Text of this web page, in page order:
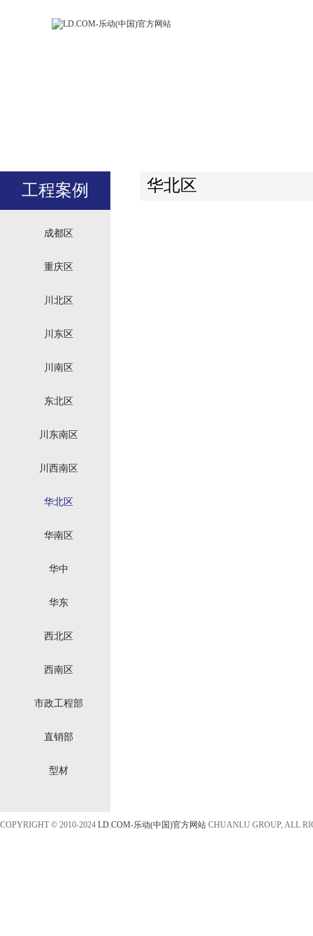
工程案例
成都区
重庆区
川北区
川东区
川南区
东北区
川东南区
川西南区
华北区
华南区
华中
华东
西北区
西南区
市政工程部
直销部
型材
华北区
COPYRIGHT © 2010-2024 LD.COM-乐动(中国)官方网站 CHUANLU GROUP, ALL